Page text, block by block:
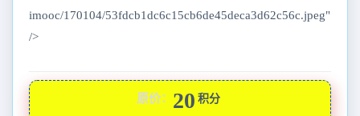
imooc/170104/53fdcb1dc6c15cb6de45deca3d62c56c.jpeg"
/>
原价： 20 积分